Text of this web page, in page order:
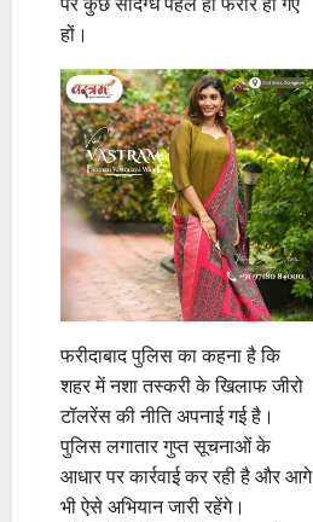
हों।
फरीदाबाद पुलिस का कहना है कि
शहर में नशा तस्करी के खिलाफ जीरो
टॉलरेंस की नीति अपनाई गई है।
पुलिस लगातार गुप्त सूचनाओं के
आधार पर कार्रवाई कर रही है और आगे
भी ऐसे अभियान जारी रहेंगे।